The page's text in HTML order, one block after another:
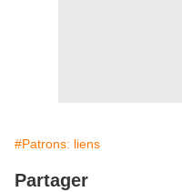
#Patrons: liens
Partager